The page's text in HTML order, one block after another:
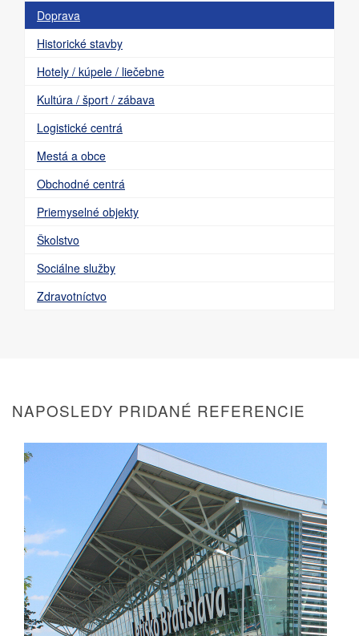
Doprava
Historické stavby
Hotely / kúpele / liečebne
Kultúra / šport / zábava
Logistické centrá
Mestá a obce
Obchodné centrá
Priemyselné objekty
Školstvo
Sociálne služby
Zdravotníctvo
NAPOSLEDY PRIDANÉ REFERENCIE